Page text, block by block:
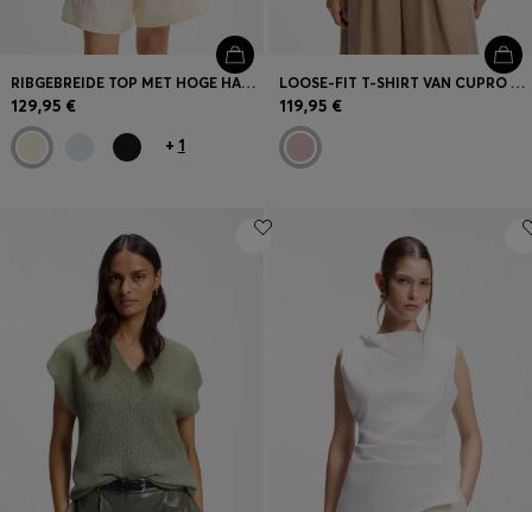
RIBGEBREIDE TOP MET HOGE HALSLIJN
129,95 €
+ 1
LOOSE-FIT T-SHIRT VAN CUPRO MET RAGLANMOUWEN
119,95 €